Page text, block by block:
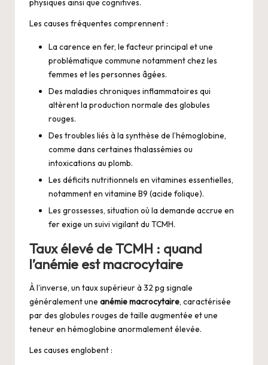
physiques ainsi que cognitives.
Les causes fréquentes comprennent :
La carence en fer, le facteur principal et une
problématique commune notamment chez les
femmes et les personnes âgées.
Des maladies chroniques inflammatoires qui
altèrent la production normale des globules
rouges.
Des troubles liés à la synthèse de l’hémoglobine,
comme dans certaines thalassémies ou
intoxications au plomb.
Les déficits nutritionnels en vitamines essentielles,
notamment en vitamine B9 (acide folique).
Les grossesses, situation où la demande accrue en
fer exige un suivi vigilant du TCMH.
Taux élevé de TCMH : quand
l’anémie est macrocytaire
À l’inverse, un taux supérieur à 32 pg signale
généralement une anémie macrocytaire, caractérisée
par des globules rouges de taille augmentée et une
teneur en hémoglobine anormalement élevée.
Les causes englobent :